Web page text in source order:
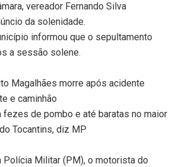
vereador Fernando Silva
da solenidade.
informou que o sepultamento
a sessão solene.
Magalhães morre após acidente
e caminhão
fezes de pombo e até baratas no maior
Tocantins, diz MP
Polícia Militar (PM), o motorista do